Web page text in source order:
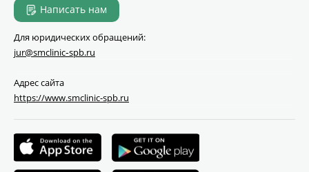
Написать нам
Для юридических обращений:
jur@smclinic‑spb.ru
Адрес сайта
https://www.smclinic-spb.ru